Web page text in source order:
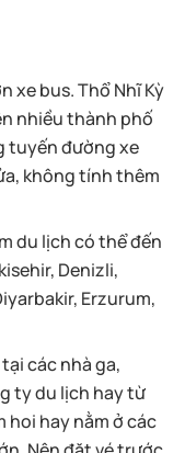
nhiều thành phố
tuyến đường xe
không tính thêm
du lịch có thể đến
Denizli,
Erzurum,
ty du lịch hay từ
hay nằm ở các
Nên đặt vé trước